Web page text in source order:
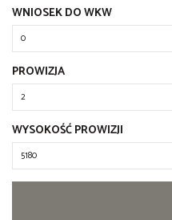
WNIOSEK DO WKW
PROWIZJA
WYSOKOŚĆ PROWIZJI